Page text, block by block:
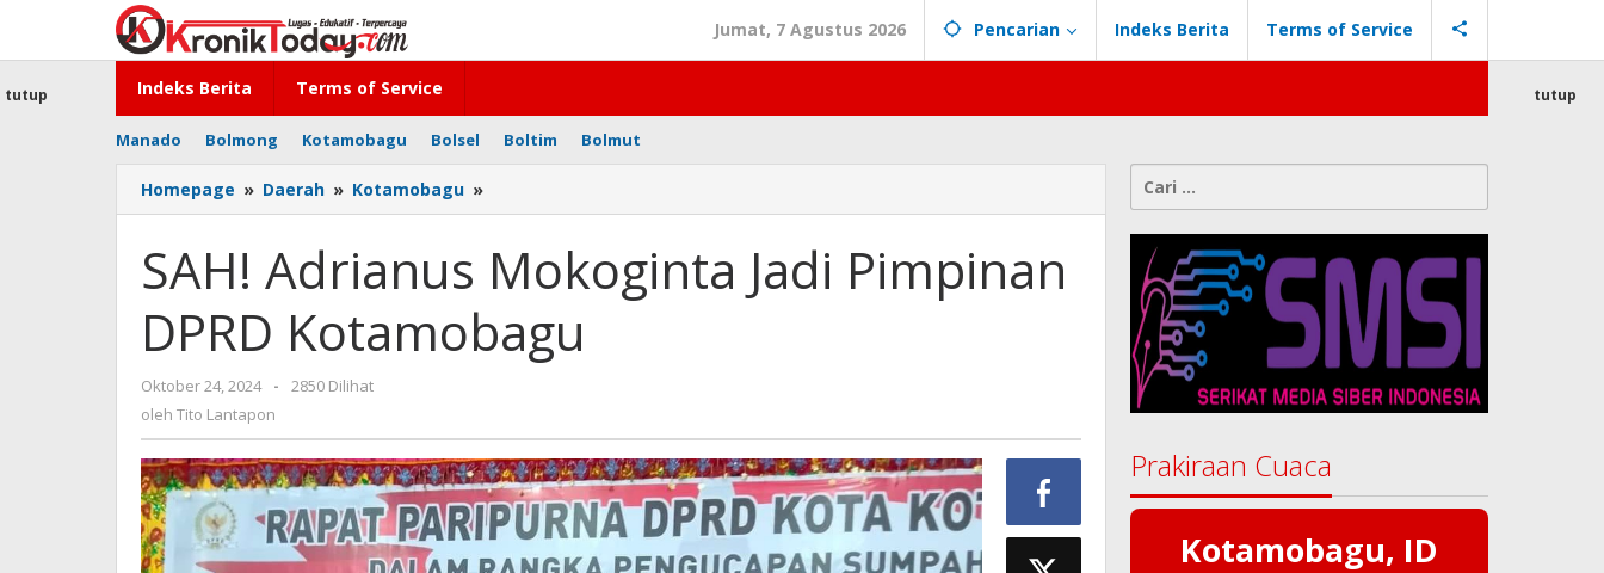
konten
Jumat, 7 Agustus 2026 Pencarian Indeks Berita Terms of Service
Indeks Berita Terms of Service
Manado Bolmong Kotamobagu Bolsel Boltim Bolmut
tutup tutup
Homepage » Daerah » Kotamobagu »
Adrianus
Jadi
Pimpinan
Kotamobagu
SAH! Adrianus Mokoginta Jadi Pimpinan
DPRD Kotamobagu
Oktober 24, 2024
oleh
Tito
-
2850 Dilihat
oleh Tito Lantapon
Cari
untuk:
Prakiraan Cuaca
Kotamobagu, ID